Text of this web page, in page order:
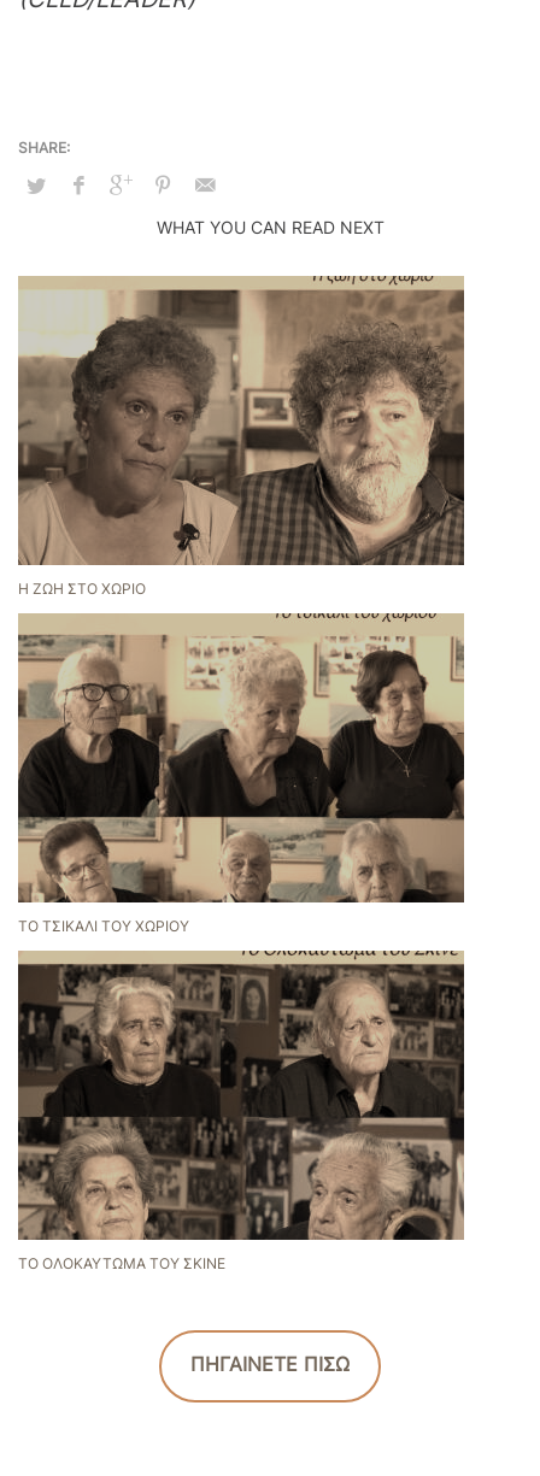
WHAT YOU CAN READ NEXT
Η ΖΩΉ ΣΤΟ ΧΩΡΙΌ
ΤΟ ΤΣΙΚΆΛΙ ΤΟΥ ΧΩΡΙΟΎ
ΤΟ ΟΛΟΚΑΎΤΩΜΑ ΤΟΥ ΣΚΙΝΈ
ΠΗΓΑΙΝΕΤΕ ΠΙΣΩ